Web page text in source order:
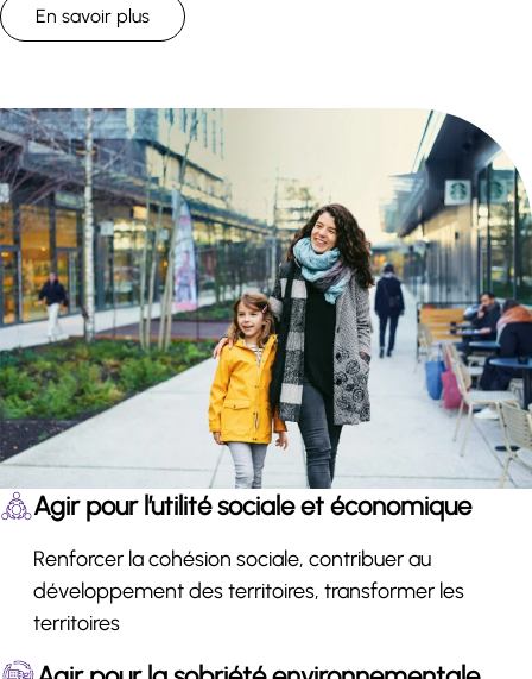
En savoir plus
Agir pour l’utilité sociale et économique
Renforcer la cohésion sociale, contribuer au
développement des territoires, transformer les
territoires